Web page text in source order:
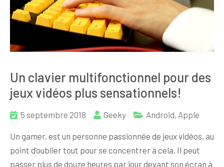
Un clavier multifonctionnel pour des
jeux vidéos plus sensationnels!
5 septembre 2018 Geeky Android, Apple
Un gamer, est un personne passionnée de jeux vidéos, au
point d’oublier tout pour se concentrer à cela. Il peut
passer plus de douze heures par jour devant son écran à